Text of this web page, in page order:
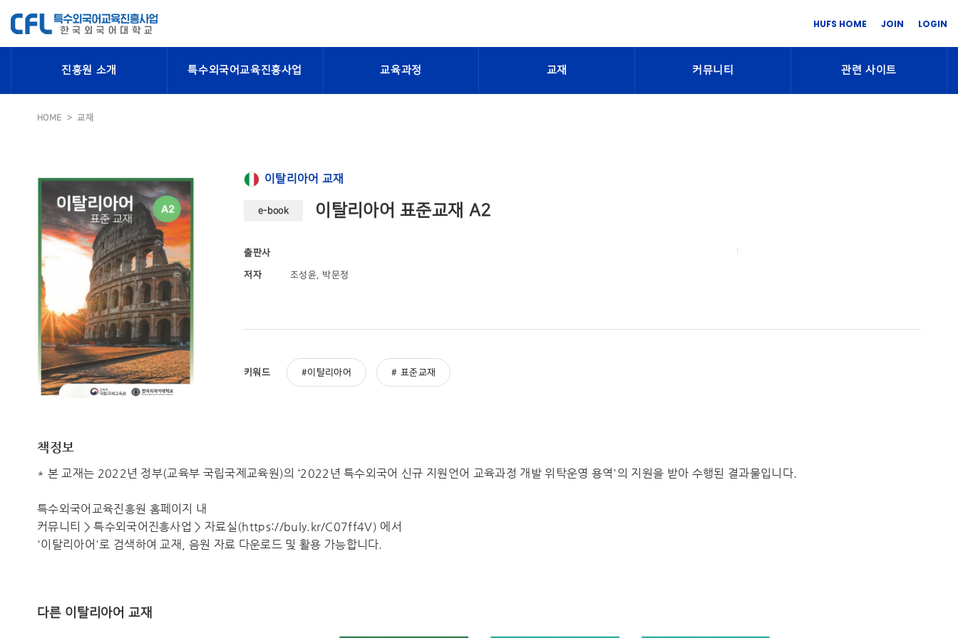
HUFS HOME JOIN LOGIN
진흥원 소개 특수외국어교육진흥사업 교육과정 교재 커뮤니티 관련 사이트
HOME 교재
이탈리아어 교재
e-book 이탈리아어 표준교재 A2
출판사
저자 조성윤, 박문정
키워드 이탈리아어 표준교재
책정보
* 본 교재는 2022년 정부(교육부 국립국제교육원)의 ‘2022년 특수외국어 신규 지원언어 교육과정 개발 위탁운영 용역'의 지원을 받아 수행된 결과물입니다.
특수외국어교육진흥원 홈페이지 내
커뮤니티 > 특수외국어진흥사업 > 자료실(https://buly.kr/C07ff4V) 에서
'이탈리아어'로 검색하여 교재, 음원 자료 다운로드 및 활용 가능합니다.
다른 이탈리아어 교재